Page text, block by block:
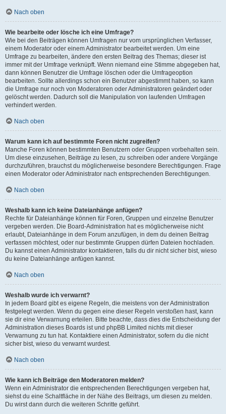
Nach oben
Wie bearbeite oder lösche ich eine Umfrage?
Wie bei den Beiträgen können Umfragen nur vom ursprünglichen Verfasser,
einem Moderator oder einem Administrator bearbeitet werden. Um eine
Umfrage zu bearbeiten, ändere den ersten Beitrag des Themas; dieser ist
immer mit der Umfrage verknüpft. Wenn niemand eine Stimme abgegeben hat,
dann können Benutzer die Umfrage löschen oder die Umfrageoption
bearbeiten. Sollte allerdings schon ein Benutzer abgestimmt haben, so kann
die Umfrage nur noch von Moderatoren oder Administratoren geändert oder
gelöscht werden. Dadurch soll die Manipulation von laufenden Umfragen
verhindert werden.
Nach oben
Warum kann ich auf bestimmte Foren nicht zugreifen?
Manche Foren können bestimmten Benutzern oder Gruppen vorbehalten sein.
Um diese einzusehen, Beiträge zu lesen, zu schreiben oder andere Vorgänge
durchzuführen, brauchst du möglicherweise besondere Berechtigungen. Frage
einen Moderator oder Administrator nach entsprechenden Berechtigungen.
Nach oben
Weshalb kann ich keine Dateianhänge anfügen?
Rechte für Dateianhänge können für Foren, Gruppen und einzelne Benutzer
vergeben werden. Die Board-Administration hat es möglicherweise nicht
erlaubt, Dateianhänge in dem Forum anzufügen, in dem du deinen Beitrag
verfassen möchtest, oder nur bestimmte Gruppen dürfen Dateien hochladen.
Du kannst einen Administrator kontaktieren, falls du dir nicht sicher bist, wieso
du keine Dateianhänge anfügen kannst.
Nach oben
Weshalb wurde ich verwarnt?
In jedem Board gibt es eigene Regeln, die meistens von der Administration
festgelegt werden. Wenn du gegen eine dieser Regeln verstoßen hast, kann
sie dir eine Verwarnung erteilen. Bitte beachte, dass dies die Entscheidung der
Administration dieses Boards ist und phpBB Limited nichts mit dieser
Verwarnung zu tun hat. Kontaktiere einen Administrator, sofern du die nicht
sicher bist, wieso du verwarnt wurdest.
Nach oben
Wie kann ich Beiträge den Moderatoren melden?
Wenn ein Administrator die entsprechenden Berechtigungen vergeben hat,
siehst du eine Schaltfläche in der Nähe des Beitrags, um diesen zu melden.
Du wirst dann durch die weiteren Schritte geführt.